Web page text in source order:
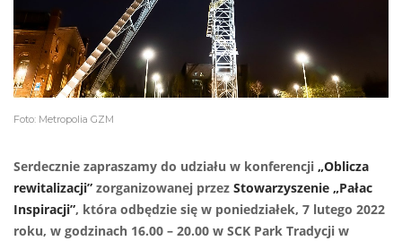
Foto: Metropolia GZM
Serdecznie zapraszamy do udziału w konferencji „Oblicza
rewitalizacji” zorganizowanej przez Stowarzyszenie „Pałac
Inspiracji”, która odbędzie się w poniedziałek, 7 lutego 2022
roku, w godzinach 16.00 – 20.00 w SCK Park Tradycji w